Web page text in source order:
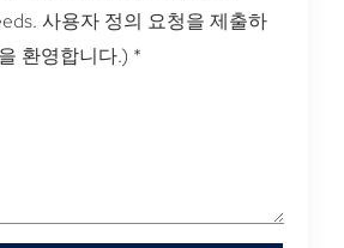
. 사용자 정의 요청을 제출하
환영합니다.) *